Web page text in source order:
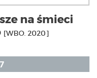
na śmieci
[WBO. 2020]